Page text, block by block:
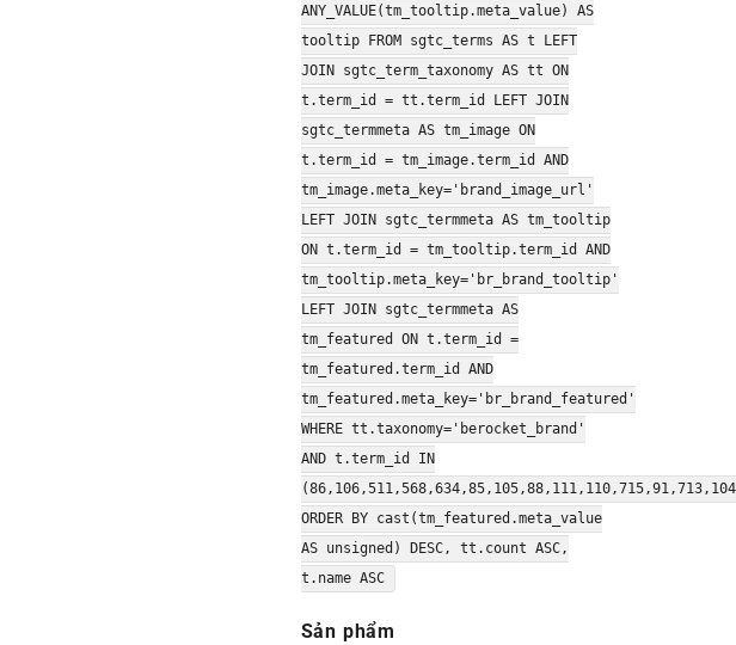
ANY_VALUE(tm_tooltip.meta_value) AS
tooltip FROM sgtc_terms AS t LEFT
JOIN sgtc_term_taxonomy AS tt ON
t.term_id = tt.term_id LEFT JOIN
sgtc_termmeta AS tm_image ON
t.term_id = tm_image.term_id AND
tm_image.meta_key='brand_image_url'
LEFT JOIN sgtc_termmeta AS tm_tooltip
ON t.term_id = tm_tooltip.term_id AND
tm_tooltip.meta_key='br_brand_tooltip'
LEFT JOIN sgtc_termmeta AS
tm_featured ON t.term_id =
tm_featured.term_id AND
tm_featured.meta_key='br_brand_featured'
WHERE tt.taxonomy='berocket_brand'
AND t.term_id IN
ORDER BY cast(tm_featured.meta_value
AS unsigned) DESC, tt.count ASC,
t.name ASC
Sản phẩm